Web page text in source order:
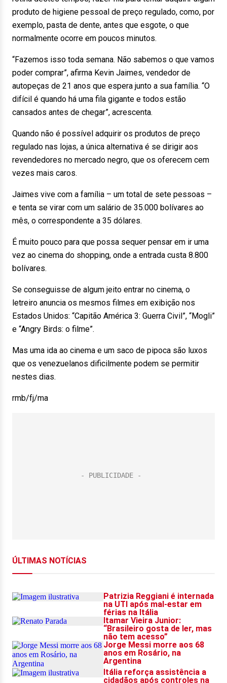
produto de higiene pessoal de preço regulado, como, por
exemplo, pasta de dente, antes que esgote, o que
normalmente ocorre em poucos minutos.
“Fazemos isso toda semana. Não sabemos o que vamos
poder comprar”, afirma Kevin Jaimes, vendedor de
autopeças de 21 anos que espera junto a sua família. “O
difícil é quando há uma fila gigante e todos estão
cansados antes de chegar”, acrescenta.
Quando não é possível adquirir os produtos de preço
regulado nas lojas, a única alternativa é se dirigir aos
revendedores no mercado negro, que os oferecem cem
vezes mais caros.
Jaimes vive com a família – um total de sete pessoas –
e tenta se virar com um salário de 35.000 bolívares ao
mês, o correspondente a 35 dólares.
É muito pouco para que possa sequer pensar em ir uma
vez ao cinema do shopping, onde a entrada custa 8.800
bolívares.
Se conseguisse de algum jeito entrar no cinema, o
letreiro anuncia os mesmos filmes em exibição nos
Estados Unidos: “Capitão América 3: Guerra Civil”, “Mogli”
e “Angry Birds: o filme”.
Mas uma ida ao cinema e um saco de pipoca são luxos
que os venezuelanos dificilmente podem se permitir
nestes dias.
rmb/fj/ma